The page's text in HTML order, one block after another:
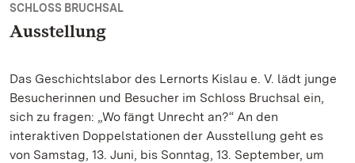
SCHLOSS BRUCHSAL
Ausstellung
Das Geschichtslabor des Lernorts Kislau e. V. lädt junge
Besucherinnen und Besucher im Schloss Bruchsal ein,
sich zu fragen: „Wo fängt Unrecht an?“ An den
interaktiven Doppelstationen der Ausstellung geht es
von Samstag, 13. Juni, bis Sonntag, 13. September, um